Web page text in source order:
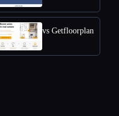
vs Getfloorplan